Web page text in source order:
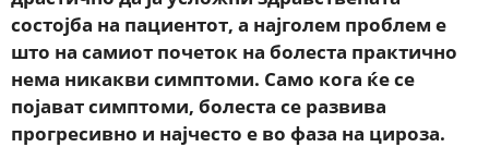
состојба на пациентот, а најголем проблем е
што на самиот почеток на болеста практично
нема никакви симптоми. Само кога ќе се
појават симптоми, болеста се развива
прогресивно и најчесто е во фаза на цироза.